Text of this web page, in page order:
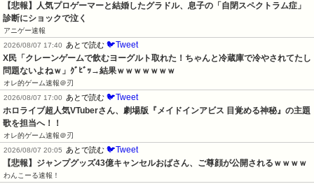
【悲報】人気プロゲーマーと結婚したグラドル、息子の「自閉スペクトラム症」
診断にショックで泣く
アニゲー速報
2026/08/07 17:40
あとで読む 🐦Tweet
X民「クレーンゲームで飲むヨーグルト取れた！ちゃんと冷蔵庫で冷やされてたし
問題ないよねｗ」ｸﾞﾋﾞｯ→結果ｗｗｗｗｗｗｗ
オレ的ゲーム速報＠刃
2026/08/07 17:00
あとで読む 🐦Tweet
ホロライブ超人気VTuberさん、劇場版『メイドインアビス 目覚める神秘』の主題
歌を担当へ！！
オレ的ゲーム速報＠刃
2026/08/07 20:05
あとで読む 🐦Tweet
【悲報】ジャンプグッズ43億キャンセルおばさん、ご尊顔が公開されるｗｗｗｗ
わんこーる速報！